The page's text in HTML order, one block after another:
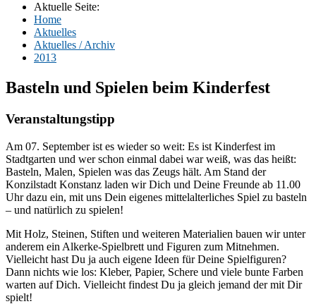
Aktuelle Seite:
Home
Aktuelles
Aktuelles / Archiv
2013
Basteln und Spielen beim Kinderfest
Veranstaltungstipp
Am 07. September ist es wieder so weit: Es ist Kinderfest im
Stadtgarten und wer schon einmal dabei war weiß, was das heißt:
Basteln, Malen, Spielen was das Zeugs hält. Am Stand der
Konzilstadt Konstanz laden wir Dich und Deine Freunde ab 11.00
Uhr dazu ein, mit uns Dein eigenes mittelalterliches Spiel zu basteln
– und natürlich zu spielen!
Mit Holz, Steinen, Stiften und weiteren Materialien bauen wir unter
anderem ein Alkerke-Spielbrett und Figuren zum Mitnehmen.
Vielleicht hast Du ja auch eigene Ideen für Deine Spielfiguren?
Dann nichts wie los: Kleber, Papier, Schere und viele bunte Farben
warten auf Dich. Vielleicht findest Du ja gleich jemand der mit Dir
spielt!